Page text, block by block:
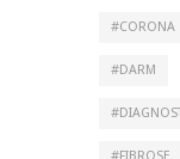
CORONA
DARM